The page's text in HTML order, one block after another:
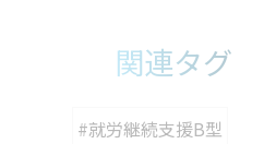
関連タグ
#就労継続支援B型